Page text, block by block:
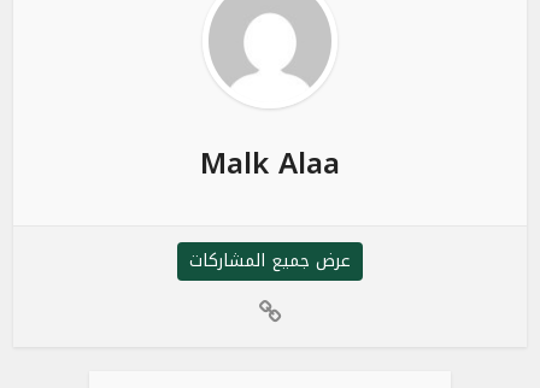
Malk Alaa
عرض جميع المشاركات